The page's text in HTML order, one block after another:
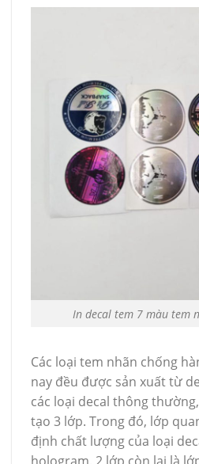
In decal tem 7 màu tem
Các loại tem nhãn chống
nay đều được sản xuất từ
các loại decal thông
tạo 3 lớp. Trong đó, lớp
định chất lượng của loại